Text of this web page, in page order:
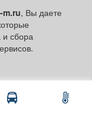
отряда
щите и с
сняли с
, Вы даете
и сбора